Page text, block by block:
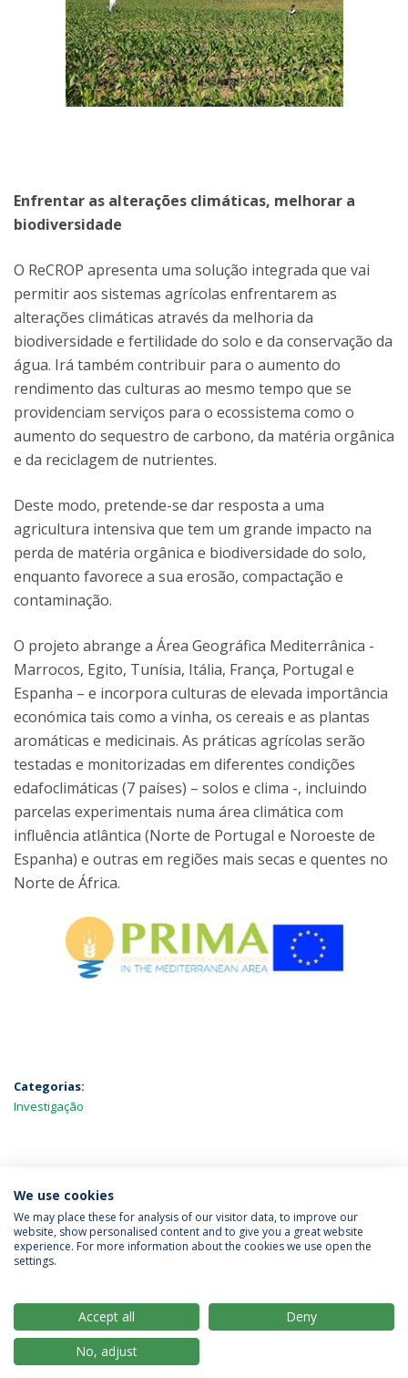
Enfrentar as alterações climáticas, melhorar a
biodiversidade
O ReCROP apresenta uma solução integrada que vai
permitir aos sistemas agrícolas enfrentarem as
alterações climáticas através da melhoria da
biodiversidade e fertilidade do solo e da conservação da
água. Irá também contribuir para o aumento do
rendimento das culturas ao mesmo tempo que se
providenciam serviços para o ecossistema como o
aumento do sequestro de carbono, da matéria orgânica
e da reciclagem de nutrientes.
Deste modo, pretende-se dar resposta a uma
agricultura intensiva que tem um grande impacto na
perda de matéria orgânica e biodiversidade do solo,
enquanto favorece a sua erosão, compactação e
contaminação.
O projeto abrange a Área Geográfica Mediterrânica -
Marrocos, Egito, Tunísia, Itália, França, Portugal e
Espanha – e incorpora culturas de elevada importância
económica tais como a vinha, os cereais e as plantas
aromáticas e medicinais. As práticas agrícolas serão
testadas e monitorizadas em diferentes condições
edafoclimáticas (7 países) – solos e clima -, incluindo
parcelas experimentais numa área climática com
influência atlântica (Norte de Portugal e Noroeste de
Espanha) e outras em regiões mais secas e quentes no
Norte de África.
Categorias:
Investigação
MAIS NOTÍCIAS
Política de Privacidade
Termos & Condições
© 2026 Universidade Católica Portuguesa
We use cookies
We may place these for analysis of our visitor data, to improve our
website, show personalised content and to give you a great website
experience. For more information about the cookies we use open the
settings.
Accept all
Deny
No, adjust